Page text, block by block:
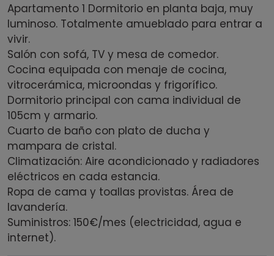
Apartamento 1 Dormitorio en planta baja, muy
luminoso. Totalmente amueblado para entrar a
vivir.
Salón con sofá, TV y mesa de comedor.
Cocina equipada con menaje de cocina,
vitrocerámica, microondas y frigorífico.
Dormitorio principal con cama individual de
105cm y armario.
Cuarto de baño con plato de ducha y
mampara de cristal.
Climatización: Aire acondicionado y radiadores
eléctricos en cada estancia.
Ropa de cama y toallas provistas. Área de
lavandería.
Suministros: 150€/mes (electricidad, agua e
internet).